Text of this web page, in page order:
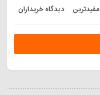
مفیدترین دیدگاه خریداران